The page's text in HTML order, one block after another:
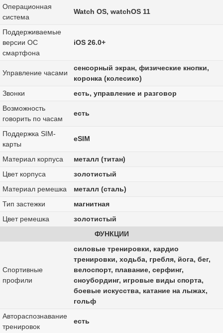
Операционная
система
Watch OS, watchOS 11
Поддерживаемые
версии ОС
смартфона
iOS 26.0+
Управление часами
сенсорный экран, физические кнопки,
коронка (колесико)
Звонки
есть, управление и разговор
Возможность
говорить по часам
есть
Поддержка SIM-
карты
eSIM
Материал корпуса
металл (титан)
Цвет корпуса
золотистый
Материал ремешка
металл (сталь)
Тип застежки
магнитная
Цвет ремешка
золотистый
ФУНКЦИИ
Спортивные
профили
силовые тренировки, кардио
тренировки, ходьба, гребля, йога, бег,
велоспорт, плавание, серфинг,
сноубординг, игровые виды спорта,
боевые искусства, катание на лыжах,
гольф
Автораспознавание
тренировок
есть